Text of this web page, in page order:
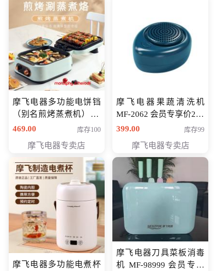
摩飞电器多功能电饼铛
（别名煎烤蒸煮机） 型
号MF-8888B 会员专享
469.00 库存100
摩飞电器专卖店
摩飞电器果蔬清洗机
MF-2062 会员专享价268
元
399.00 库存99
摩飞电器专卖店
摩飞电器多功能电煮杯
摩飞电器刀具菜板消毒
机 MF-98999 会员专享